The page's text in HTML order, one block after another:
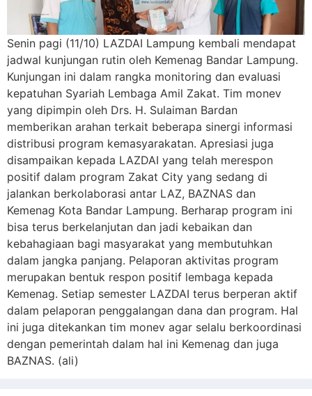
Senin pagi (11/10) LAZDAI Lampung kembali mendapat
jadwal kunjungan rutin oleh Kemenag Bandar Lampung.
Kunjungan ini dalam rangka monitoring dan evaluasi
kepatuhan Syariah Lembaga Amil Zakat. Tim monev
yang dipimpin oleh Drs. H. Sulaiman Bardan
memberikan arahan terkait beberapa sinergi informasi
distribusi program kemasyarakatan. Apresiasi juga
disampaikan kepada LAZDAI yang telah merespon
positif dalam program Zakat City yang sedang di
jalankan berkolaborasi antar LAZ, BAZNAS dan
Kemenag Kota Bandar Lampung. Berharap program ini
bisa terus berkelanjutan dan jadi kebaikan dan
kebahagiaan bagi masyarakat yang membutuhkan
dalam jangka panjang. Pelaporan aktivitas program
merupakan bentuk respon positif lembaga kepada
Kemenag. Setiap semester LAZDAI terus berperan aktif
dalam pelaporan penggalangan dana dan program. Hal
ini juga ditekankan tim monev agar selalu berkoordinasi
dengan pemerintah dalam hal ini Kemenag dan juga
BAZNAS. (ali)